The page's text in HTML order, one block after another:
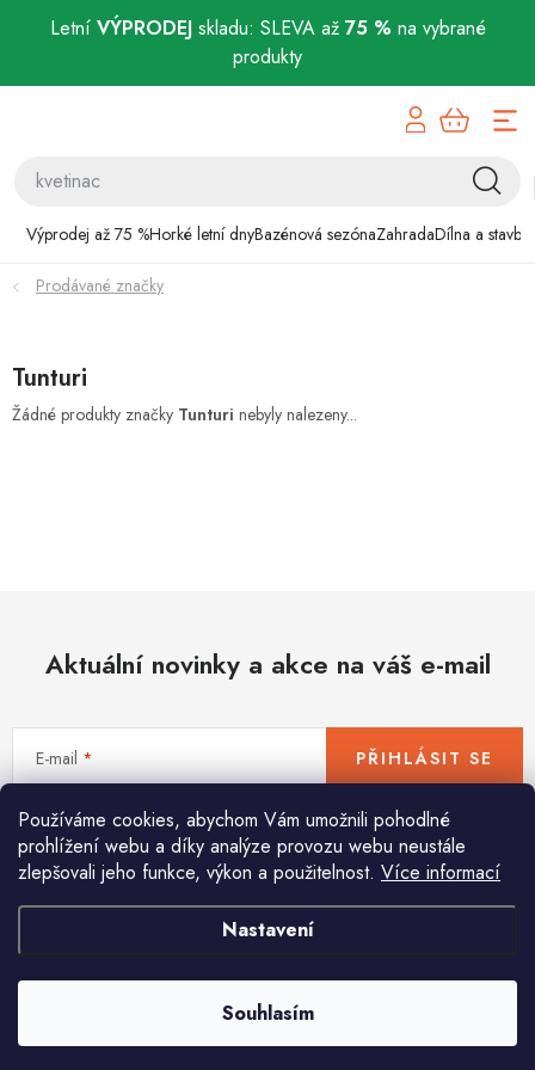
Letní VÝPRODEJskladu: SLEVA až 75 % na vybrané
produkty
Používáme cookies, abychom Vám umožnili pohodlné
prohlížení webu a díky analýze provozu webu neustále
zlepšovali jeho funkce, výkon a použitelnost. Více informací
Nastavení
Souhlasím
Výprodej až 75 %Horké letní dnyBazénová sezónaZahradaDílna a stavba
Bazénová sezóna
Zahrada
Domácnost
Novinky
World Cleanup Day
Akční ceny
Půjčovna Kontaktuje nás
Obchodní podmínky
Vrácení a reklamace
Podmínky ochrany osobních údajů
Obchodní podmínky pro podnikatele
Způsob doručení a platby
Zásady používání cookies
Prodávané značky
Tunturi
Žádné produkty značky Tunturi nebyly nalezeny...
Aktuální novinky a akce na váš e-mail
E-mail
Vložením e-mailu souhlasíte spodmínkami ochrany osobních údajů
PŘIHLÁSIT SE
Pomůžeme vám s výběrem
Potřebujete s něčím poradit? Jsme tu pro vás!
info@huka.cz